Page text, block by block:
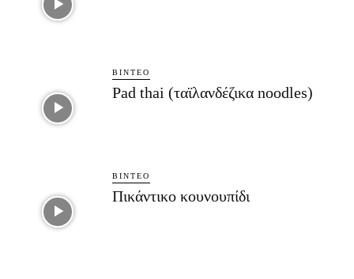
ΒΊΝΤΕΟ
Pad thai (ταϊλανδέζικα noodles)
ΒΊΝΤΕΟ
Πικάντικο κουνουπίδι